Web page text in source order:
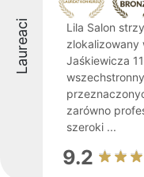
Laureaci
Lila Salon
zlokalizowany
Jaśkiewicza
zarówno
szeroki ...
9.2